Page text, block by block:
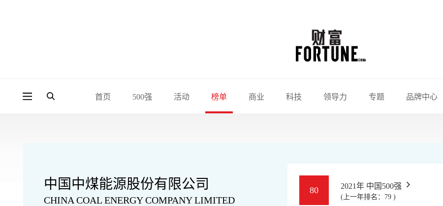
首页 500强 活动 榜单 商业 科技 领导力 专题 品牌中心
中国中煤能源股份有限公司
CHINA COAL ENERGY COMPANY LIMITED
80 2021年 中国500强
(上一年排名：79 )